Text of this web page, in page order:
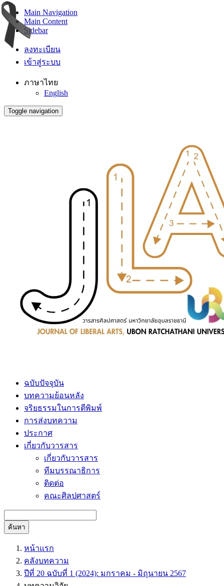
Main Navigation
Main Content
Sidebar
ลงทะเบียน
เข้าสู่ระบบ
ภาษาไทย
English
Toggle navigation
ฉบับปัจจุบัน
บทความย้อนหลัง
จริยธรรมในการตีพิมพ์
การส่งบทความ
ประกาศ
เกี่ยวกับวารสาร
เกี่ยวกับวารสาร
ทีมบรรณาธิการ
ติดต่อ
คณะศิลปศาสตร์
ค้นหา
หน้าแรก
คลังบทความ
ปีที่ 20 ฉบับที่ 1 (2024): มกราคม - มิถุนายน 2567